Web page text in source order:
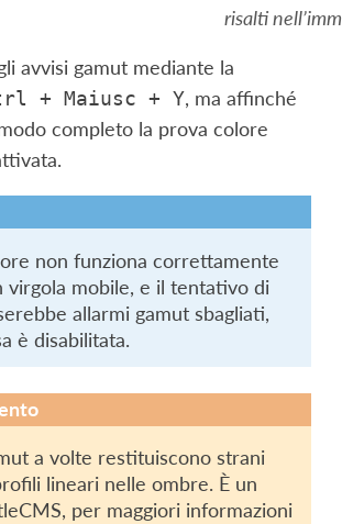
risalti
avvisi gamut mediante la
+ Maiusc + Y, ma affinché
completo la prova colore
non funziona correttamente
virgola mobile, e il tentativo di
allarmi gamut sbagliati,
è disabilitata.
a volte restituiscono strani
lineari nelle ombre. È un
per maggiori informazioni